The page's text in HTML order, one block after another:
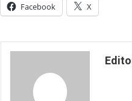
Facebook X